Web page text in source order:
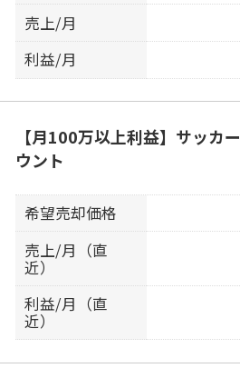
売上/月
利益/月
【月100万以上利益】サッカ
ウント
希望売却価格
売上/月（直
近）
利益/月（直
近）